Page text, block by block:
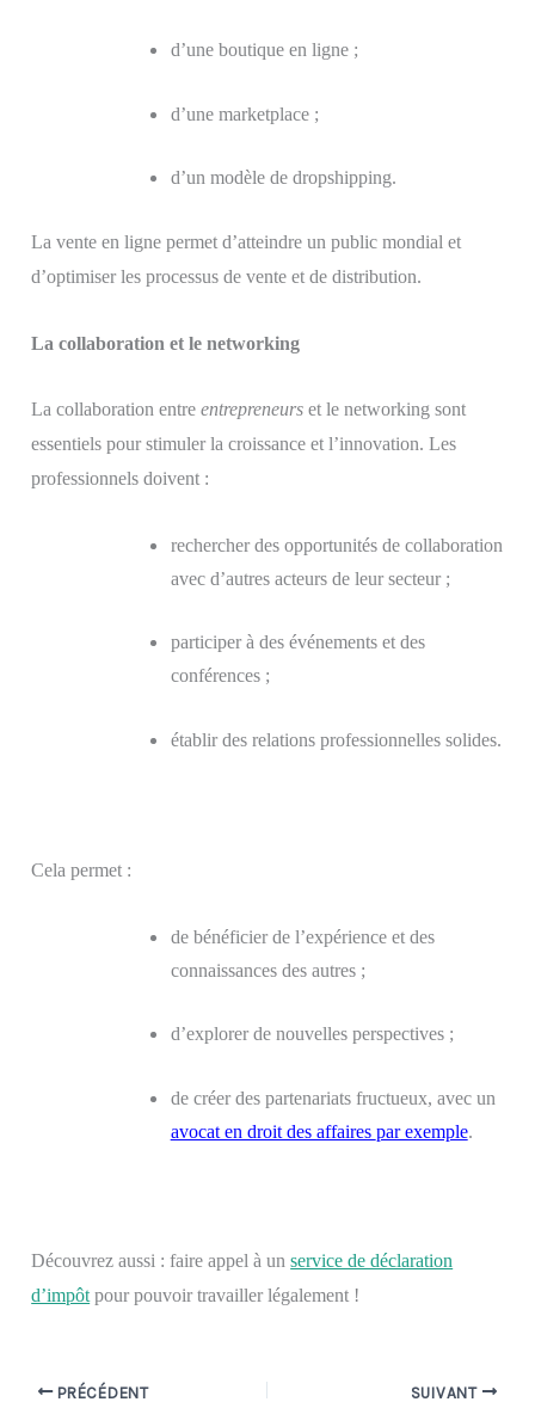
d’une boutique en ligne ;
d’une marketplace ;
d’un modèle de dropshipping.
La vente en ligne permet d’atteindre un public mondial et
d’optimiser les processus de vente et de distribution.
La collaboration et le networking
La collaboration entreentrepreneurset le networking sont
essentiels pour stimuler la croissance et l’innovation. Les
professionnels doivent :
rechercher des opportunités de collaboration
avec d’autres acteurs de leur secteur ;
participer à des événements et des
conférences ;
établir des relations professionnelles solides.
Cela permet :
de bénéficier de l’expérience et des
connaissances des autres ;
d’explorer de nouvelles perspectives ;
de créer des partenariats fructueux, avec un
avocat en droit des affaires par exemple.
Découvrez aussi : faire appel à unservice de déclaration
d’impôt pour pouvoir travailler légalement !
PRÉCÉDENT SUIVANT